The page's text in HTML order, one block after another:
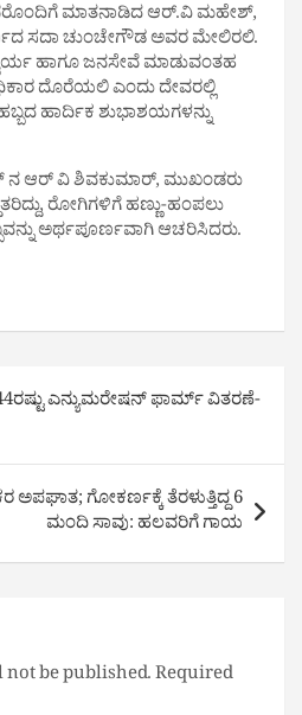
ಮಾತನಾಡಿದ ಆರ್.ವಿ ಮಹೇಶ್,
ಸದಾ ಚುಂಚೇಗೌಡ ಅವರ ಮೇಲಿರಲಿ.
ಹಾಗೂ ಜನಸೇವೆ ಮಾಡುವಂತಹ
ದೊರೆಯಲಿ ಎಂದು ದೇವರಲ್ಲಿ
ಹಾರ್ದಿಕ ಶುಭಾಶಯಗಳನ್ನು
ನ ಆರ್ ವಿ ಶಿವಕುಮಾರ್, ಮುಖಂಡರು
ರೋಗಿಗಳಿಗೆ ಹಣ್ಣು-ಹಂಪಲು
ಅರ್ಥಪೂರ್ಣವಾಗಿ ಆಚರಿಸಿದರು.
ಎನ್ಯುಮರೇಷನ್ ಫಾರ್ಮ್ ವಿತರಣೆ-
ಅಪಘಾತ; ಗೋಕರ್ಣಕ್ಕೆ ತೆರಳುತ್ತಿದ್ದ 6
ಮಂದಿ ಸಾವು: ಹಲವರಿಗೆ ಗಾಯ
be published.Required